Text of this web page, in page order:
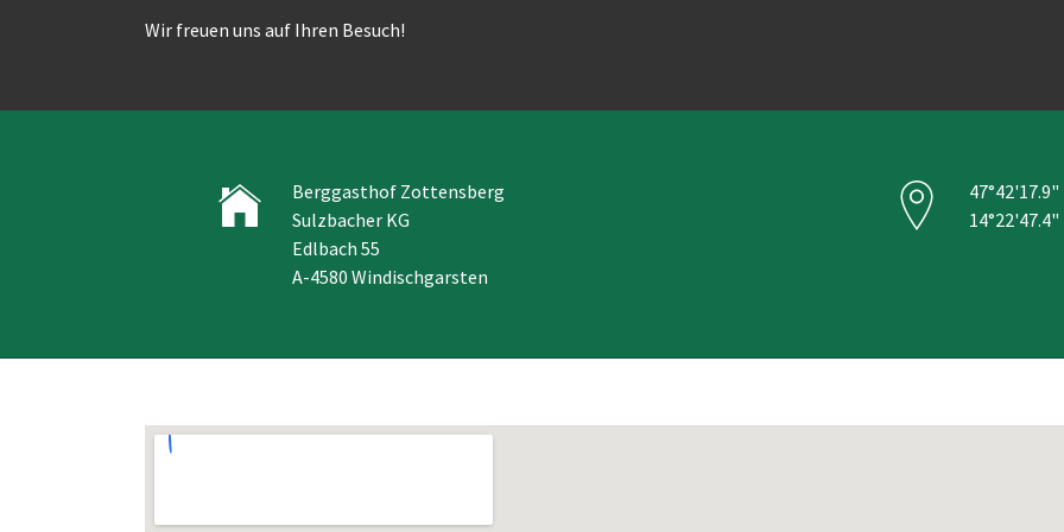
Wir freuen uns auf Ihren Besuch!
Berggasthof Zottensberg
Sulzbacher KG
Edlbach 55
A-4580 Windischgarsten
47°42'17.9"
14°22'47.4"